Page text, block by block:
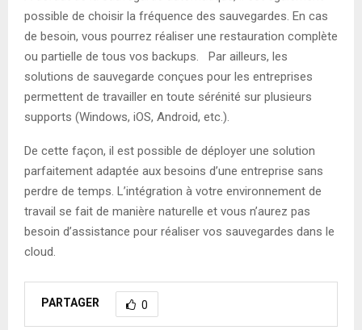
possible de choisir la fréquence des sauvegardes. En cas
de besoin, vous pourrez réaliser une restauration complète
ou partielle de tous vos backups. Par ailleurs, les
solutions de sauvegarde conçues pour les entreprises
permettent de travailler en toute sérénité sur plusieurs
supports (Windows, iOS, Android, etc.).
De cette façon, il est possible de déployer une solution
parfaitement adaptée aux besoins d’une entreprise sans
perdre de temps. L’intégration à votre environnement de
travail se fait de manière naturelle et vous n’aurez pas
besoin d’assistance pour réaliser vos sauvegardes dans le
cloud.
PARTAGER 0